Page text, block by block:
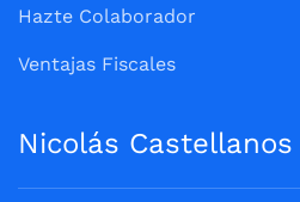
Hazte Colaborador
Ventajas Fiscales
Nicolás Castellanos